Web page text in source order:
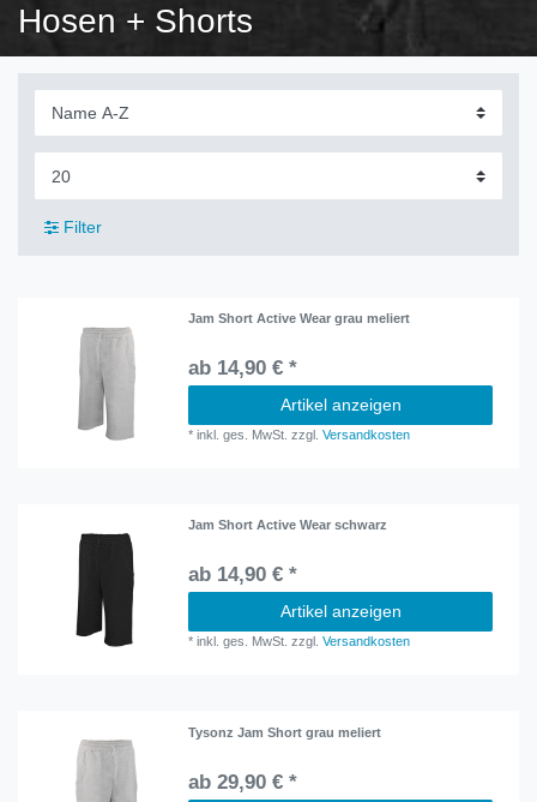
Hosen + Shorts
Filter
Jam Short Active Wear grau meliert
ab 14,90 € *
Artikel anzeigen
*inkl. ges. MwSt. zzgl.Versandkosten
Jam Short Active Wear schwarz
ab 14,90 € *
Artikel anzeigen
*inkl. ges. MwSt. zzgl.Versandkosten
Tysonz Jam Short grau meliert
ab 29,90 € *